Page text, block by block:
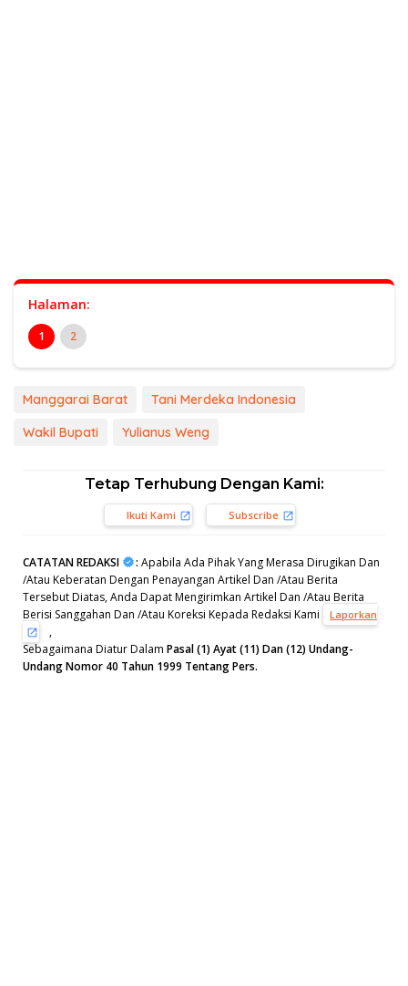
Halaman:
1 2
Manggarai Barat
Tani Merdeka Indonesia
Wakil Bupati
Yulianus Weng
Tetap Terhubung Dengan Kami:
Ikuti Kami Subscribe
CATATAN REDAKSI : Apabila Ada Pihak Yang Merasa Dirugikan Dan
/Atau Keberatan Dengan Penayangan Artikel Dan /Atau Berita
Tersebut Diatas, Anda Dapat Mengirimkan Artikel Dan /Atau Berita
Berisi Sanggahan Dan /Atau Koreksi Kepada Redaksi Kami
Laporkan
,
Sebagaimana Diatur Dalam Pasal (1) Ayat (11) Dan (12) Undang-
Undang Nomor 40 Tahun 1999 Tentang Pers.